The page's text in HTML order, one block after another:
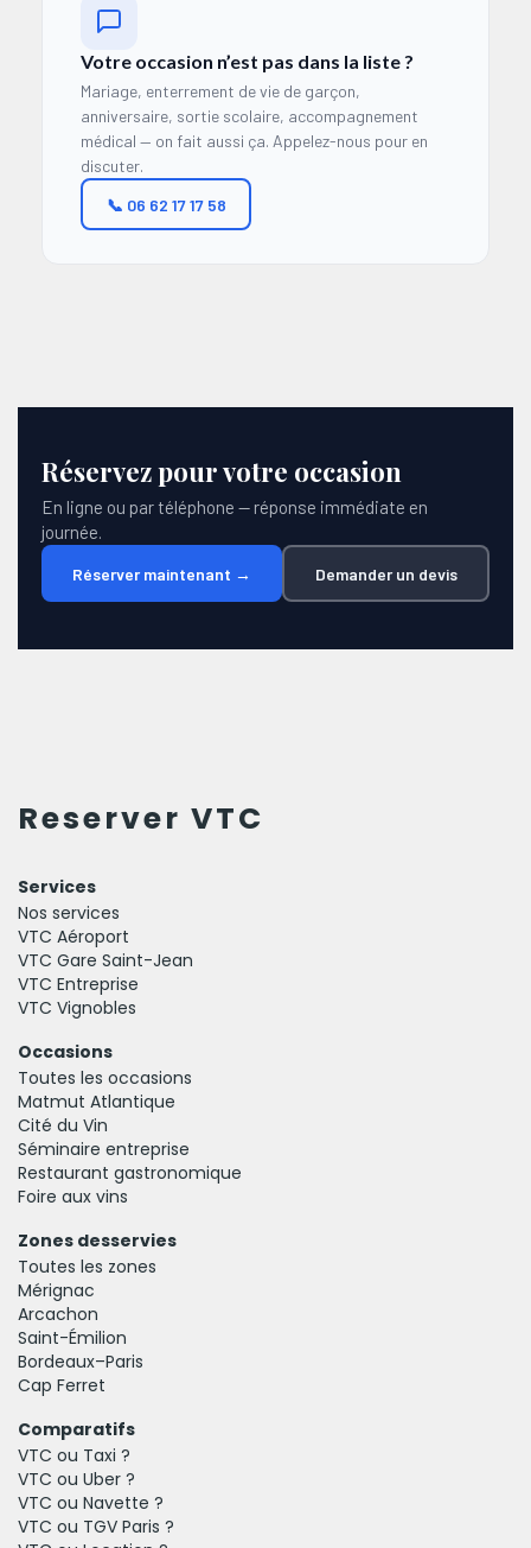
Votre occasion n’est pas dans la liste ?
Mariage, enterrement de vie de garçon,
anniversaire, sortie scolaire, accompagnement
médical — on fait aussi ça. Appelez-nous pour en
discuter.
📞 06 62 17 17 58
Réservez pour votre occasion
En ligne ou par téléphone — réponse immédiate en
journée.
Réserver maintenant → Demander un devis
Reserver VTC
Services
Nos services
VTC Aéroport
VTC Gare Saint-Jean
VTC Entreprise
VTC Vignobles
Occasions
Toutes les occasions
Matmut Atlantique
Cité du Vin
Séminaire entreprise
Restaurant gastronomique
Foire aux vins
Zones desservies
Toutes les zones
Mérignac
Arcachon
Saint-Émilion
Bordeaux–Paris
Cap Ferret
Comparatifs
VTC ou Taxi ?
VTC ou Uber ?
VTC ou Navette ?
VTC ou TGV Paris ?